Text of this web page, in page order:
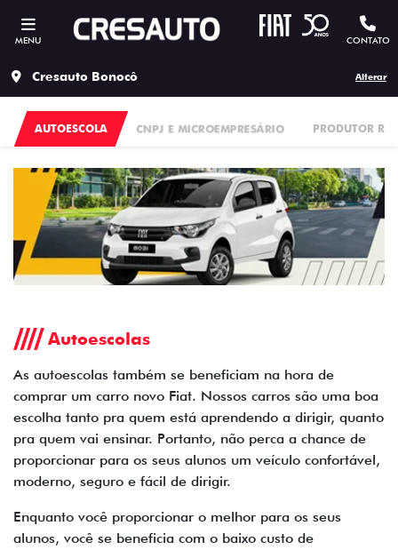
MENU CONTATO
Cresauto Bonocô Alterar
CNPJ E MICROEMPRESÁRIO
AUTOESCOLA PRODUTOR
Autoescolas
As autoescolas também se beneficiam na hora de
comprar um carro novo Fiat. Nossos carros são uma boa
escolha tanto pra quem está aprendendo a dirigir, quanto
pra quem vai ensinar. Portanto, não perca a chance de
proporcionar para os seus alunos um veículo confortável,
moderno, seguro e fácil de dirigir.
Enquanto você proporcionar o melhor para os seus
alunos, você se beneficia com o baixo custo de